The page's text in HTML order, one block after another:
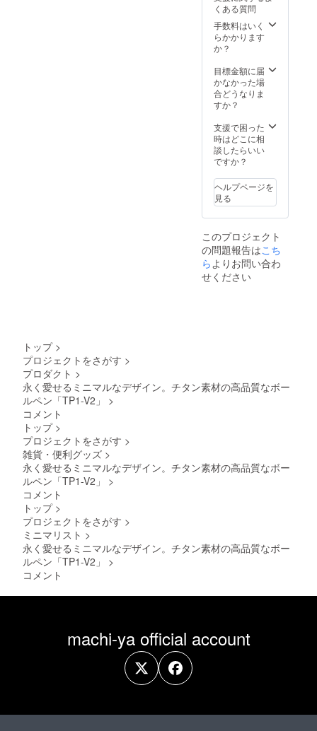
能性も
ござい
ます。
き、現
在進め
ている
体制を
更に整
えるこ
合、正
規販売
価格が
販売予
より下
がる可
能性も
ござい
用部材
の供給
状況、
製造工
都合、
天災や
コロナ
禍等に
流混乱
など、
出荷時
期が遅
合があ
りま
す。 ※
本プロ
トを通
して想
定を上
回る皆
様から
更に整
えるこ
販売予
定価格
くある質問
手数料はいく
らかかります
か？
目標金額に届
かなかった場
合どうなりま
すか？
支援で困った
時はどこに相
談したらいい
ですか？
ヘルプページを
見る
このプロジェクト
の問題報告はこち
らよりお問い合わ
せください
トップ >
プロジェクトをさがす >
プロダクト >
永く愛せるミニマルなデザイン。チタン素材の高品質なボー
ルペン「TP1-V2」
>
コメント
トップ >
プロジェクトをさがす >
雑貨・便利グッズ >
永く愛せるミニマルなデザイン。チタン素材の高品質なボー
ルペン「TP1-V2」
>
コメント
トップ >
プロジェクトをさがす >
ミニマリスト >
永く愛せるミニマルなデザイン。チタン素材の高品質なボー
ルペン「TP1-V2」
>
コメント
machi-ya official account